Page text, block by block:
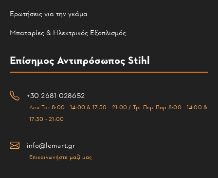
Ερωτήσεις για την γκάμα
Μπαταρίες & Ηλεκτρικός Εξοπλισμός
Επίσημος Αντιπρόσωπος Stihl
+30 2681 028652
Δευ-Τετ 8:00 - 14:00 & 17:30 - 21:00 / Τρι-Πεμ-Παρ 8:00 - 14:00 &
17:30 - 21:00
info@lemart.gr
Επικοινωνήστε μαζί μας